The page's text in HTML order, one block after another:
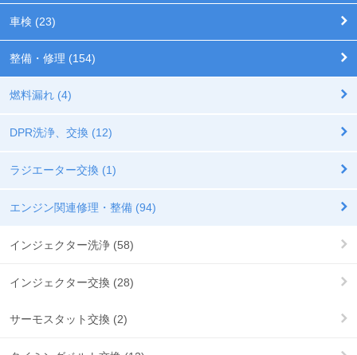
車検 (23)
整備・修理 (154)
燃料漏れ (4)
DPR洗浄、交換 (12)
ラジエーター交換 (1)
エンジン関連修理・整備 (94)
インジェクター洗浄 (58)
インジェクター交換 (28)
サーモスタット交換 (2)